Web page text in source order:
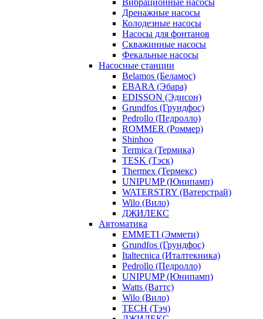
Вибрационные насосы
Дренажные насосы
Колодезные насосы
Насосы для фонтанов
Скважинные насосы
Фекальные насосы
Насосные станции
Belamos (Беламос)
EBARA (Эбара)
EDISSON (Эдисон)
Grundfos (Грундфос)
Pedrollo (Педролло)
ROMMER (Роммер)
Shinhoo
Termica (Термика)
TESK (Тэск)
Thermex (Термекс)
UNIPUMP (Юнипамп)
WATERSTRY (Ватерстрай)
Wilo (Вило)
ДЖИЛЕКС
Автоматика
EMMETI (Эммети)
Grundfos (Грундфос)
Italtecnica (Италтекника)
Pedrollo (Педролло)
UNIPUMP (Юнипамп)
Watts (Ваттс)
Wilo (Вило)
TECH (Тэч)